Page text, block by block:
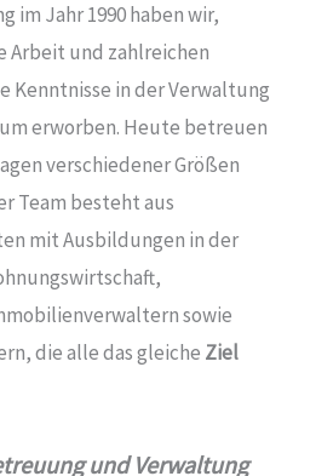
im Jahr 1990 haben wir,
Arbeit und zahlreichen
Kenntnisse in der Verwaltung
erworben. Heute betreuen
verschiedener Größen
Team besteht aus
mit Ausbildungen in der
sowie
die alle das gleiche Ziel
und Verwaltung